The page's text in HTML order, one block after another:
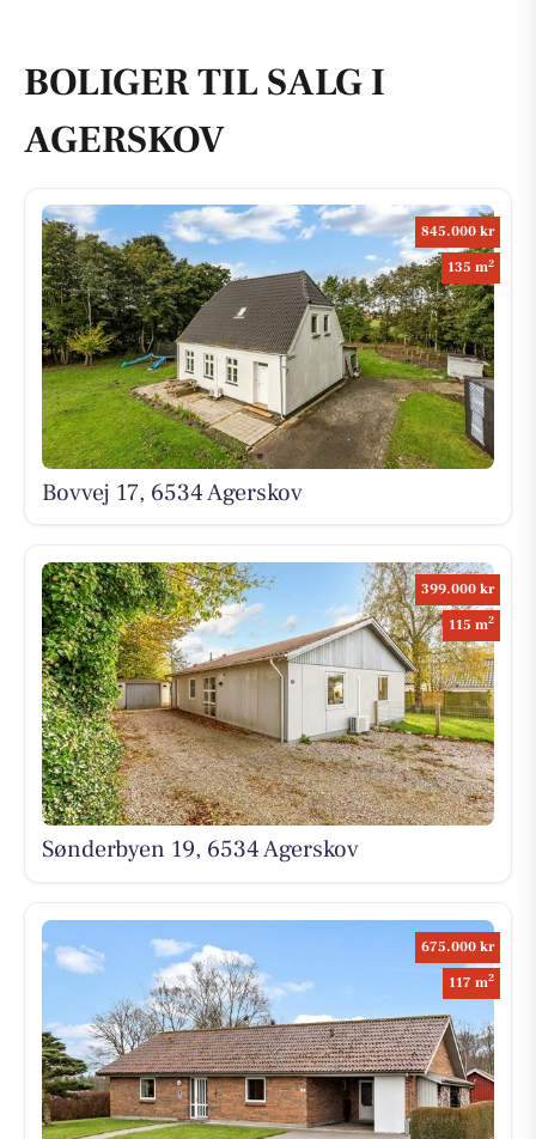
BOLIGER TIL SALG I
AGERSKOV
845.000 kr
135 m2
Bovvej 17, 6534 Agerskov
399.000 kr
115 m2
Sønderbyen 19, 6534 Agerskov
675.000 kr
117 m2